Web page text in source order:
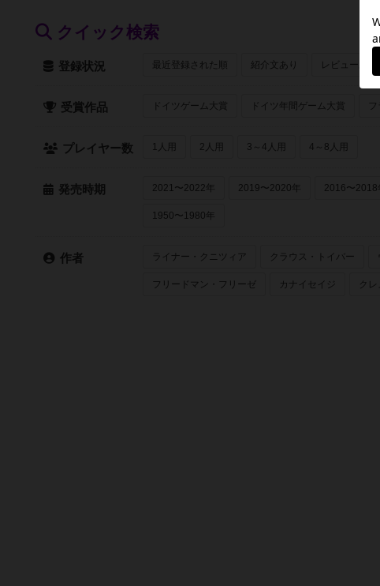
クイック検索
登録状況 最近登録された順 紹介文あり レビューあり
受賞作品 ドイツゲーム大賞 ドイツ年間ゲーム大賞
プレイヤー数 1人用 2人用 3～4人用 4～8人用
発売時期 2021〜2022年 2019〜2020年 2016〜2018
1950〜1980年
作者 ライナー・クニツィア クラウス・トイバー
フリードマン・フリーゼ カナイセイジ ク